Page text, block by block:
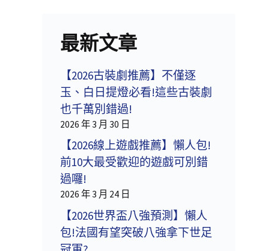
最新文章
【2026古裝劇推薦】不僅逐
玉、白日提燈必看!這些古裝劇
也千萬別錯過!
2026 年 3 月 30 日
【2026線上遊戲推薦】懶人包!
前10大最受歡迎的遊戲可別錯
過囉!
2026 年 3 月 24 日
【2026世界盃八強預測】懶人
包!法國有望突破八強拿下世足